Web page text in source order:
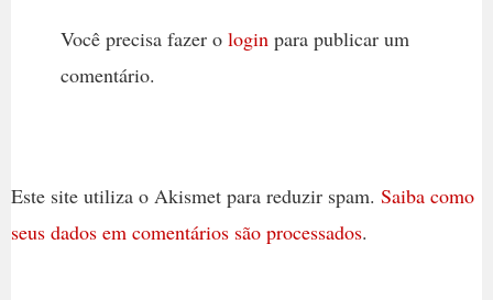
Você precisa fazer o loginpara publicar um
comentário.
Este site utiliza o Akismet para reduzir spam. Saiba como
seus dados em comentários são processados.